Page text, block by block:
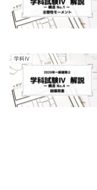
学科Ⅳ